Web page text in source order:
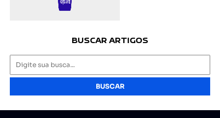
BUSCAR ARTIGOS
BUSCAR